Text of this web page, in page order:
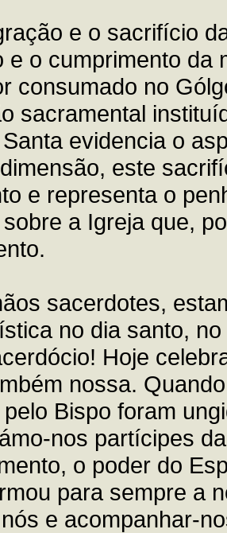
e o sacrifício
e o cumprimento da
consumado no
sacramental
evidencia o
este
e representa o
a Igreja que,
sacerdotes,
no dia santo,
Hoje
nossa.
Bispo foram
nos partícipes
o poder do
para sempre a
e acompanhar-